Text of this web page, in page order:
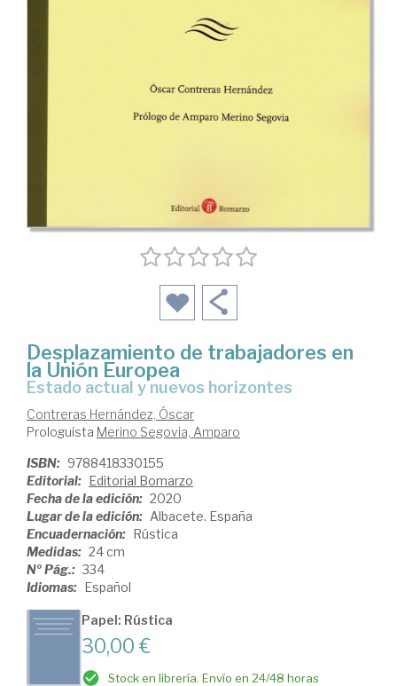
Desplazamiento de trabajadores en
la Unión Europea
estado actual y nuevos horizontes
Contreras Hernández, Óscar
Prologuista Merino Segovia, Amparo
ISBN: 9788418330155
Editorial: Editorial Bomarzo
Fecha de la edición: 2020
Lugar de la edición: Albacete. España
Encuadernación: Rústica
Medidas: 24 cm
Nº Pág.: 334
Idiomas: Español
Papel: Rústica
30,00 €
Stock en librería. Envío en 24/48 horas